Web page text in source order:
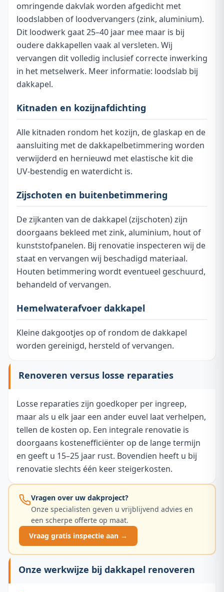
omringende dakvlak worden afgedicht met
loodslabben of loodvervangers (zink, aluminium).
Dit loodwerk gaat 25–40 jaar mee maar is bij
oudere dakkapellen vaak al versleten. Wij
vervangen dit volledig inclusief correcte inwerking
in het metselwerk. Meer informatie: loodslab bij
dakkapel.
Kitnaden en kozijnafdichting
Alle kitnaden rondom het kozijn, de glaskap en de
aansluiting met de dakkapelbetimmering worden
verwijderd en hernieuwd met elastische kit die
UV-bestendig en waterdicht is.
Zijschoten en buitenbetimmering
De zijkanten van de dakkapel (zijschoten) zijn
doorgaans bekleed met zink, aluminium, hout of
kunststofpanelen. Bij renovatie inspecteren wij de
staat en vervangen wij beschadigd materiaal.
Houten betimmering wordt eventueel geschuurd,
behandeld of vervangen.
Hemelwaterafvoer dakkapel
Kleine dakgootjes op of rondom de dakkapel
worden gereinigd, hersteld of vervangen.
Renoveren versus losse reparaties
Losse reparaties zijn goedkoper per ingreep,
maar als u elk jaar een ander euvel laat verhelpen,
tellen de kosten op. Een integrale renovatie is
doorgaans kostenefficiënter op de lange termijn
en geeft u 15–25 jaar rust. Bovendien heeft u bij
renovatie slechts één keer steigerkosten.
Vragen over uw dakproject?
Onze specialisten geven u vrijblijvend advies en
een scherpe offerte op maat.
Vraag gratis inspectie aan →
Onze werkwijze bij dakkapel renoveren